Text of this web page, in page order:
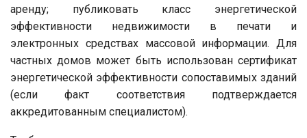
аренду; публиковать класс энергетической
эффективности недвижимости в печати и
электронных средствах массовой информации. Для
частных домов может быть использован сертификат
энергетической эффективности сопоставимых зданий
(если факт соответствия подтверждается
аккредитованным специалистом).